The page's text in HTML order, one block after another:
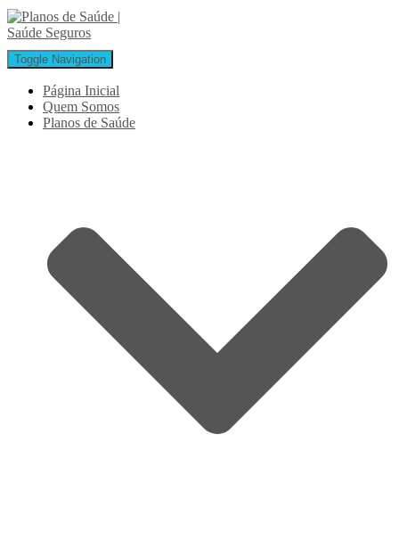
Toggle Navigation
Página Inicial
Quem Somos
Planos de Saúde